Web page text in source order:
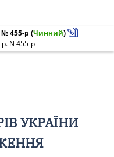
№ 455-р (Чинний)
N 455-р
УКРАЇНИ